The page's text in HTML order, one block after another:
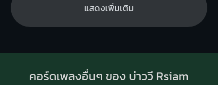
แสดงเพิ่มเติม
คอร์ดเพลงอื่นๆ ของ บ่าววี Rsiam